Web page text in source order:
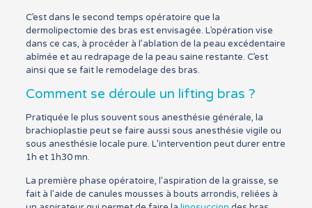
C’est dans le second temps opératoire que la
dermolipectomie des bras est envisagée. L’opération vise
dans ce cas, à procéder à l’ablation de la peau excédentaire
abîmée et au redrapage de la peau saine restante. C’est
ainsi que se fait le remodelage des bras.
Comment se déroule un lifting bras ?
Pratiquée le plus souvent sous anesthésie générale, la
brachioplastie peut se faire aussi sous anesthésie vigile ou
sous anesthésie locale pure. L’intervention peut durer entre
1h et 1h30 mn.
La première phase opératoire, l’aspiration de la graisse, se
fait à l’aide de canules mousses à bouts arrondis, reliées à